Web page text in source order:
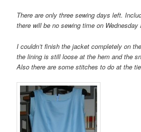
There are only three sewing days left.
there will be no sewing time on
I couldn’t finish the jacket completely on
the lining is still loose at the hem and the
Also there are some stitches to do at the